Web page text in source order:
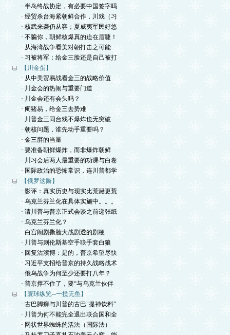
· 半岛终战协定，有必要中国签字吗
· 经贸杀台海紧朝鲜合作，川戏（习
· 核武来袭仍从容；夏威夷军民好悠
· 不骗你，朝鲜核爆真的迫在眉睫！
· 从海湾战争看美对朝打击之可能
· 习被将军：给金三脸还是自己被打
【川金蛋】
· 从中美贸易战看金三的战略价值
· 川金会的热闹与重要门道
· 川金会还有会头吗？
· 阉猪易，给金三去势难
· 川普金三同台戏不爆炸也无突破
· 朝核问题，谁先动手重要吗？
· 金三胖的当量
· 要准备朝鲜爆炸，而非爆炸朝鲜
· 川习会后两人最重要的功课与白卷
· 国际政治的恐怖常识，连川普都学
【俄罗这厮】
· 影评：真实历史与现实比荒诞更荒
· 乌克兰芬兰化在具体实施中。。。
· 请川普与普京正式会谈之前递张纸
· 乌克兰芬兰化？
· 白宫闹剧撕脸大战剧透的剧梗
· 川普与则伦斯基空手联手套白狼
· 回复沽渎博：是的，普京希望尽快
· 习近平支招给普京的持久战略战术
· 俄乌战争为何至少还要打八年？
· 普京撑不住了，要“与乌克兰伙伴
【寰球纵览--一揽无鱼】
· 古巴脚癣与川普的古巴"提神饮料”
· 川普为何不能完全退出联合国和全
· 网状世界蜘蛛的活法（国际法）